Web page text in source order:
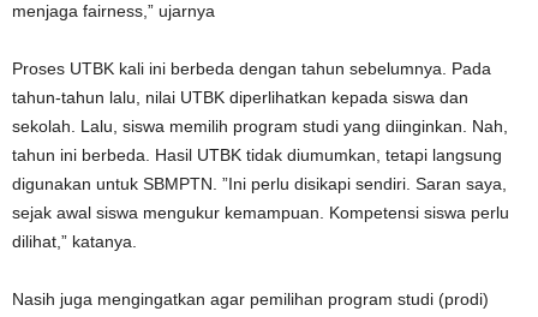
menjaga fairness,” ujarnya
Proses UTBK kali ini berbeda dengan tahun sebelumnya. Pada
tahun-tahun lalu, nilai UTBK diperlihatkan kepada siswa dan
sekolah. Lalu, siswa memilih program studi yang diinginkan. Nah,
tahun ini berbeda. Hasil UTBK tidak diumumkan, tetapi langsung
digunakan untuk SBMPTN. ”Ini perlu disikapi sendiri. Saran saya,
sejak awal siswa mengukur kemampuan. Kompetensi siswa perlu
dilihat,” katanya.
Nasih juga mengingatkan agar pemilihan program studi (prodi)